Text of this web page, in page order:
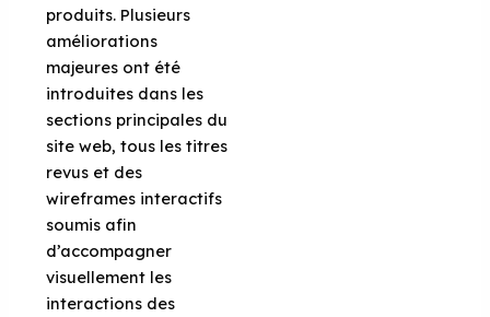
produits. Plusieurs
améliorations
majeures ont été
introduites dans les
sections principales du
site web, tous les titres
revus et des
wireframes interactifs
soumis afin
d’accompagner
visuellement les
interactions des